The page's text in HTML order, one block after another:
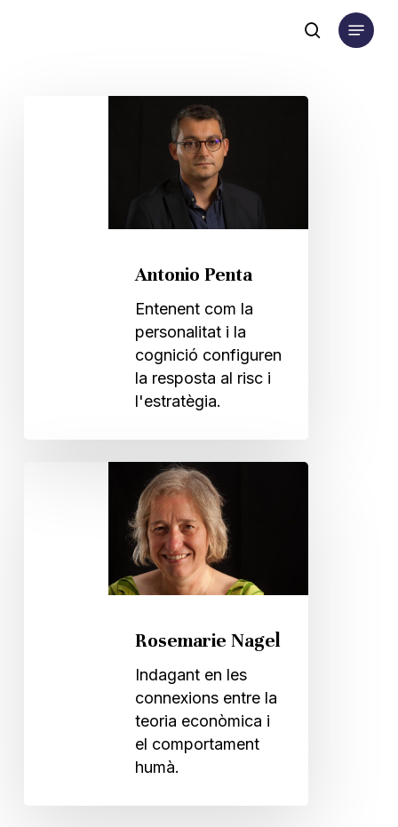
search
Menu
Antonio Penta
Entenent com la
personalitat i la
cognició configuren
la resposta al risc i
l'estratègia.
Rosemarie Nagel
Indagant en les
connexions entre la
teoria econòmica i
el comportament
humà.